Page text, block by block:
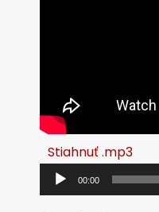
Stiahnuť .mp3A
u
d
00:00